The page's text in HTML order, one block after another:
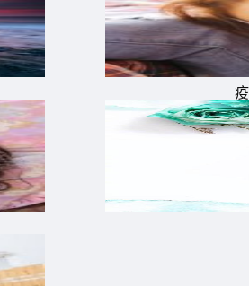
天的风雪之后，你终会抵达。
。
却烦恼忧伤，接纳快乐芬芳，让